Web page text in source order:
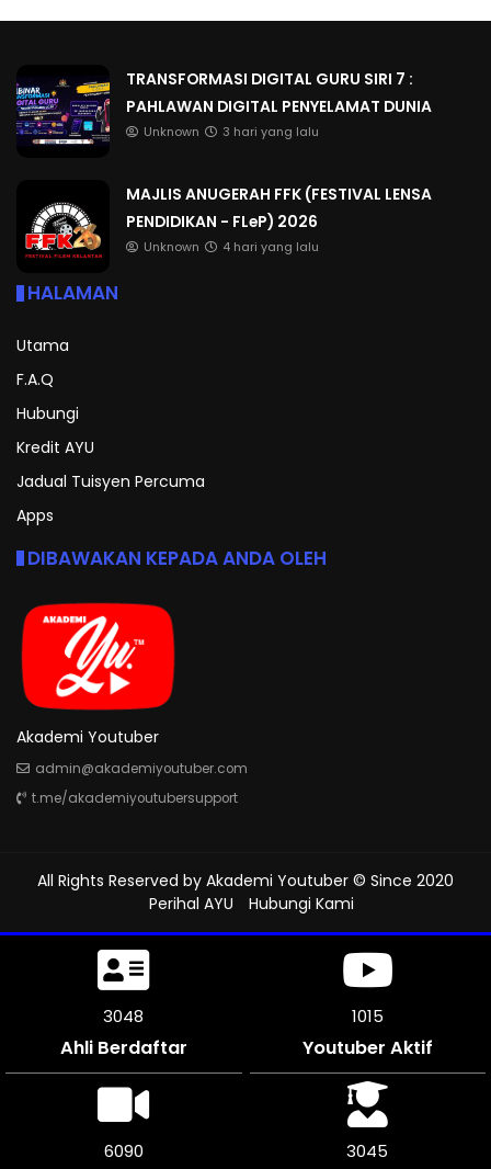
TRANSFORMASI DIGITAL GURU SIRI 7 :
PAHLAWAN DIGITAL PENYELAMAT DUNIA
Unknown 3 hari yang lalu
MAJLIS ANUGERAH FFK (FESTIVAL LENSA
PENDIDIKAN - FLeP) 2026
Unknown 4 hari yang lalu
HALAMAN
Utama
F.A.Q
Hubungi
Kredit AYU
Jadual Tuisyen Percuma
Apps
DIBAWAKAN KEPADA ANDA OLEH
Akademi Youtuber
admin@akademiyoutuber.com
t.me/akademiyoutubersupport
All Rights Reserved by Akademi Youtuber © Since 2020
Perihal AYU
Hubungi Kami
3525
Ahli Berdaftar
1175
Youtuber Aktif
7050 3525